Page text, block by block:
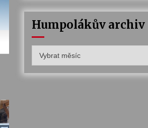
Humpolákův archiv
archiv